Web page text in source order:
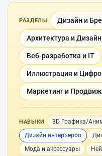
РАЗДЕЛЫ Дизайн и
Архитектура и
Веб-разработка и IT
Иллюстрация и
Маркетинг и
НАВЫКИ 3D Графика/
Дизайн интерьеров
Мода и аксессуары